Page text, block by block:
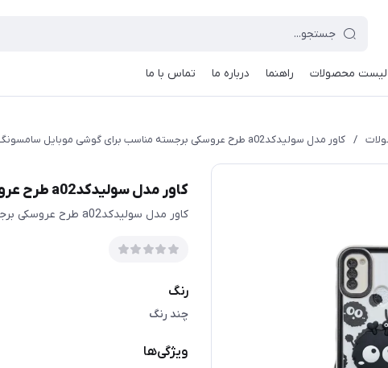
لیست محصولات راهنما درباره ما تماس با ما
/ کاور مدل سولیدکدa02 طرح عروسکی برجسته مناسب برای گوشی موبایل سامسونگ Galaxy A11
کاور مدل سولیدکدa02 طرح عروسکی برجسته مناسب برای گوشی موبایل سامسونگ Galaxy A11
کاور مدل سولیدکدa02 طرح عروسکی برجسته مناسب برای گوشی موبایل سامسونگ Galaxy A11
رنگ
چند رنگ
ویژگی‌ها